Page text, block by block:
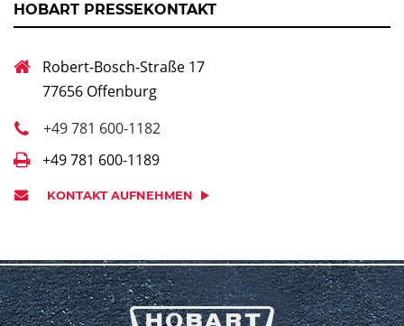
HOBART PRESSEKONTAKT
Robert-Bosch-Straße 17
77656 Offenburg
+49 781 600-1182
+49 781 600-1189
KONTAKT AUFNEHMEN